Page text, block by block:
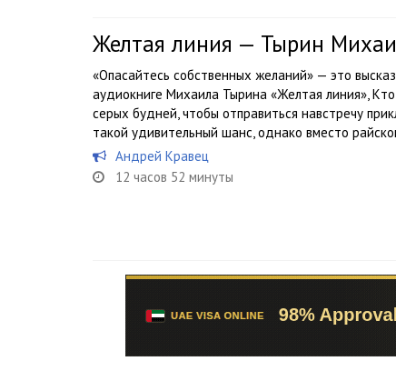
Желтая линия — Тырин
«Опасайтесь собственных желаний» — это
аудиокниге Михаила Тырина «Желтая линия»,
серых будней, чтобы отправиться навстречу
такой удивительный шанс, однако вместо
Андрей Кравец
12 часов 52 минуты